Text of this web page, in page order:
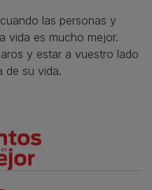
las personas y
vida es mucho mejor.
y estar a vuestro lado
de su vida.​